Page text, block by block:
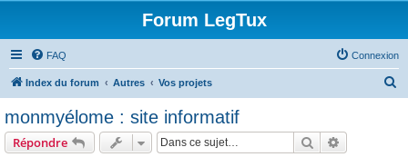
Forum LegTux
FAQ Connexion
Index du forum Autres Vos projets
monmyélome : site informatif
Répondre Rechercher